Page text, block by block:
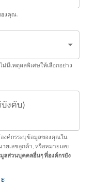
องคุณ.
มีเหตุผลพิเศษให้เลือกอย่าง
งคับ)
งค์กรระบุข้อมูลของคุณใน
ยเลขลูกค้า, หรือหมายเลข
ส่วนบุคคลอื่นๆ ที่องค์กรยัง